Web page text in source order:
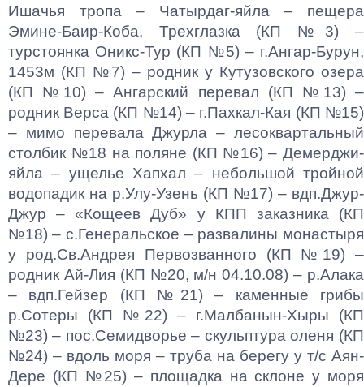
Ишачья тропа – Чатырдаг-яйла – пещера
Эмине-Баир-Коба, Трехглазка (КП №3) –
турстоянка Оникс-Тур (КП №5) – г.Ангар-Бурун,
1453м (КП №7) – родник у Кутузовского озера
(КП №10) – Ангарский перевал (КП №13) –
родник Верса (КП №14) – г.Пахкал-Кая (КП №15)
– мимо перевала Джурла – лесоквартальный
столбик №18 на поляне (КП №16) – Демерджи-
яйла – ущелье Хапхал – небольшой тройной
водопадик на р.Улу-Узень (КП №17) – вдп.Джур-
Джур – «Кощеев Дуб» у КПП заказника (КП
№18) – с.Генеральское – развалины монастыря
у род.Св.Андрея Первозванного (КП №19) –
родник Ай-Лия (КП №20, м/н 04.10.08) – р.Алака
– вдп.Гейзер (КП №21) – каменные грибы
р.Сотеры (КП №22) – г.Малбанын-Хыры (КП
№23) – пос.Семидворье – скульптура оленя (КП
№24) – вдоль моря – труба на берегу у т/с Аян-
Дере (КП №25) – площадка на склоне у моря